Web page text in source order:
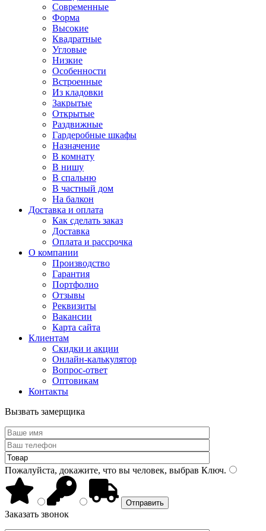
Современные
Форма
Высокие
Квадратные
Угловые
Низкие
Особенности
Встроенные
Из кладовки
Закрытые
Открытые
Раздвижные
Гардеробные шкафы
Назначение
В комнату
В нишу
В спальню
В частный дом
На балкон
Доставка и оплата
Как сделать заказ
Доставка
Оплата и рассрочка
О компании
Производство
Гарантия
Портфолио
Отзывы
Реквизиты
Вакансии
Карта сайта
Клиентам
Скидки и акции
Онлайн-калькулятор
Вопрос-ответ
Оптовикам
Контакты
Вызвать замерщика
Пожалуйста, докажите, что вы человек, выбрав Ключ.
Заказать звонок